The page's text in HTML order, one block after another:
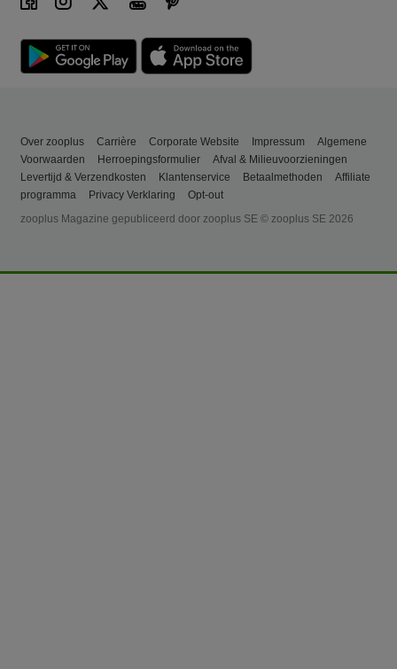
Over zooplus Carrière Corporate Website Impressum
Algemene
Voorwaarden
Herroepingsformulier
Afval & Milieuvoorzieningen
Levertijd & Verzendkosten
Klantenservice Betaalmethoden
Affiliate
programma
Privacy Verklaring
Opt-out
zooplus Magazine gepubliceerd door zooplus SE © zooplus SE 2026